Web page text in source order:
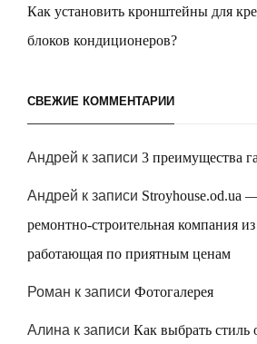
Как установить кронштейны для
блоков кондиционеров?
СВЕЖИЕ КОММЕНТАРИИ
Андрей к записи 3 преимущества
Андрей к записи Stroyhouse.od.ua
ремонтно-строительная компания
работающая по приятным ценам
Роман к записи Фотогалерея
Алина к записи Как выбрать стиль